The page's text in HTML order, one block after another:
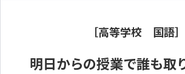
［高等学校 国語］
明日からの授業で誰も取